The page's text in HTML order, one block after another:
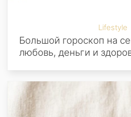
Lifestyle
Большой гороскоп на
любовь, деньги и